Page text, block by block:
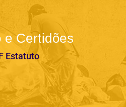
e Certidões
Estatuto